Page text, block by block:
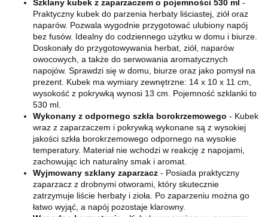
Szklany kubek z zaparzaczem o pojemności 530 ml -
Praktyczny kubek do parzenia herbaty liściastej, ziół oraz
naparów. Pozwala wygodnie przygotować ulubiony napój
bez fusów. Idealny do codziennego użytku w domu i biurze.
Doskonały do przygotowywania herbat, ziół, naparów
owocowych, a także do serwowania aromatycznych
napojów. Sprawdzi się w domu, biurze oraz jako pomysł na
prezent. Kubek ma wymiary zewnętrzne: 14 x 10 x 11 cm,
wysokość z pokrywką wynosi 13 cm. Pojemność szklanki to
530 ml.
Wykonany z odpornego szkła borokrzemowego - Kubek
wraz z zaparzaczem i pokrywką wykonane są z wysokiej
jakości szkła borokrzemowego odpornego na wysokie
temperatury. Materiał nie wchodzi w reakcję z napojami,
zachowując ich naturalny smak i aromat.
Wyjmowany szklany zaparzacz - Posiada praktyczny
zaparzacz z drobnymi otworami, który skutecznie
zatrzymuje liście herbaty i zioła. Po zaparzeniu można go
łatwo wyjąć, a napój pozostaje klarowny.